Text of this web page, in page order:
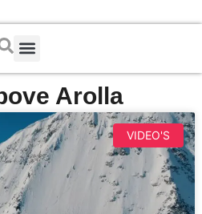
Arolla
VIDEO'S